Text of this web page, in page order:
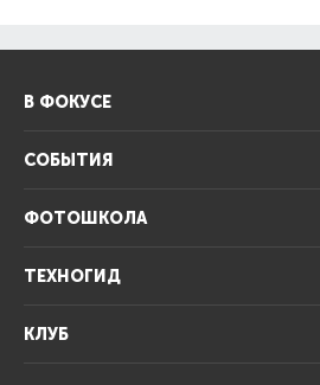
В ФОКУСЕ
СОБЫТИЯ
ФОТОШКОЛА
ТЕХНОГИД
КЛУБ